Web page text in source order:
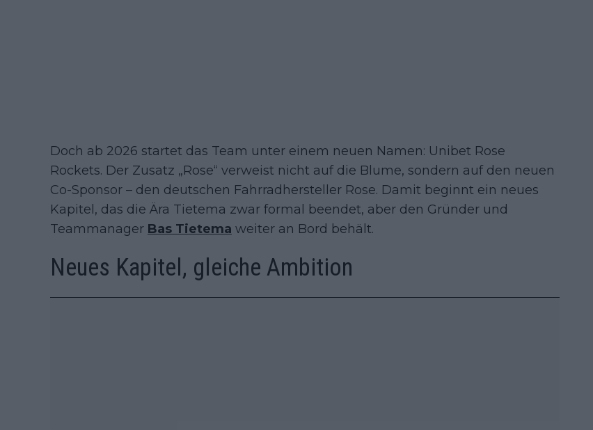
Doch ab 2026 startet das Team unter einem neuen Namen: Unibet Rose
Rockets. Der Zusatz „Rose“ verweist nicht auf die Blume, sondern auf den neuen
Co-Sponsor – den deutschen Fahrradhersteller Rose. Damit beginnt ein neues
Kapitel, das die Ära Tietema zwar formal beendet, aber den Gründer und
Teammanager Bas Tietema weiter an Bord behält.
Neues Kapitel, gleiche Ambition